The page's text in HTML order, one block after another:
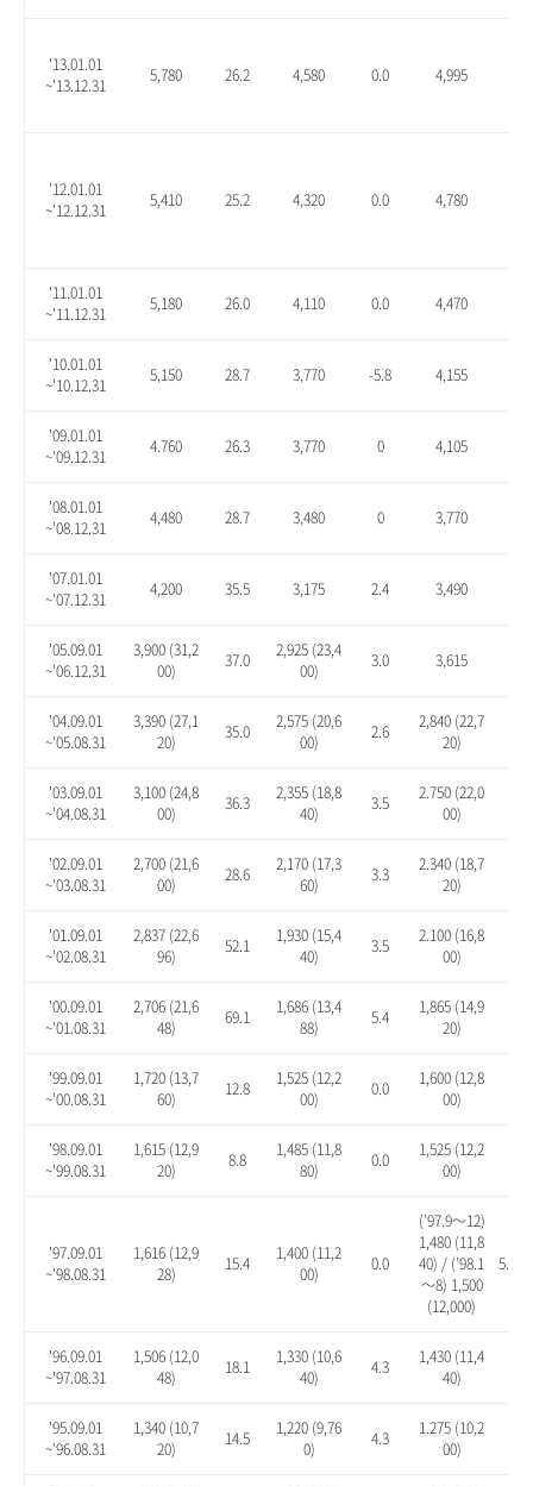
'13.01.01
~'13.12.31
5,780 26.2 4,580 0.0 4,995
'12.01.01
~'12.12.31
5,410 25.2 4,320 0.0 4,780
'11.01.01
~'11.12.31
5,180 26.0 4,110 0.0 4,470
'10.01.01
~'10.12.31
5,150 28.7 3,770 -5.8 4,155
'09.01.01
~'09.12.31
4.760 26.3 3,770 0 4,105
'08.01.01
~'08.12.31
4,480 28.7 3,480 0 3,770
'07.01.01
~'07.12.31
4,200 35.5 3,175 2.4 3,490
'05.09.01
~'06.12.31
3,900 (31,2
00)
37.0
2,925 (23,4
00)
3.0 3,615
'04.09.01
~'05.08.31
3,390 (27,1
20)
35.0
2,575 (20,6
00)
2.6
2,840 (22,7
20)
'03.09.01
~'04.08.31
3,100 (24,8
00)
36.3
2,355 (18,8
40)
3.5
2.750 (22,0
00)
'02.09.01
~'03.08.31
2,700 (21,6
00)
28.6
2,170 (17,3
60)
3.3
2.340 (18,7
20)
'01.09.01
~'02.08.31
2,837 (22,6
96)
52.1
1,930 (15,4
40)
3.5
2.100 (16,8
00)
'00.09.01
~'01.08.31
2,706 (21,6
48)
69.1
1,686 (13,4
88)
5.4
1,865 (14,9
20)
'99.09.01
~'00.08.31
1,720 (13,7
60)
12.8
1,525 (12,2
00)
0.0
1,600 (12,8
00)
'98.09.01
~'99.08.31
1,615 (12,9
20)
8.8
1,485 (11,8
80)
0.0
1,525 (12,2
00)
'97.09.01
~'98.08.31
1,616 (12,9
28)
15.4
1,400 (11,2
00)
0.0
(’97.9～12)
1,480 (11,8
40) / (’98.1
～8) 1,500
(12,000)
5.7 /
'96.09.01
~'97.08.31
1,506 (12,0
48)
18.1
1,330 (10,6
40)
4.3
1,430 (11,4
40)
'95.09.01
~'96.08.31
1,340 (10,7
20)
14.5
1,220 (9,76
0)
4.3
1.275 (10,2
00)